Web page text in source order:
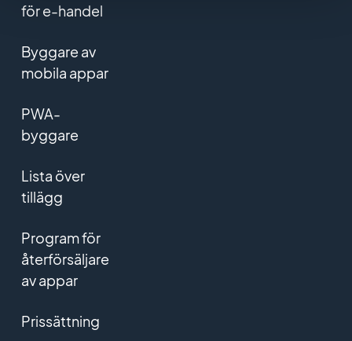
för e-handel
Byggare av
mobila appar
PWA-
byggare
Lista över
tillägg
Program för
återförsäljare
av appar
Prissättning